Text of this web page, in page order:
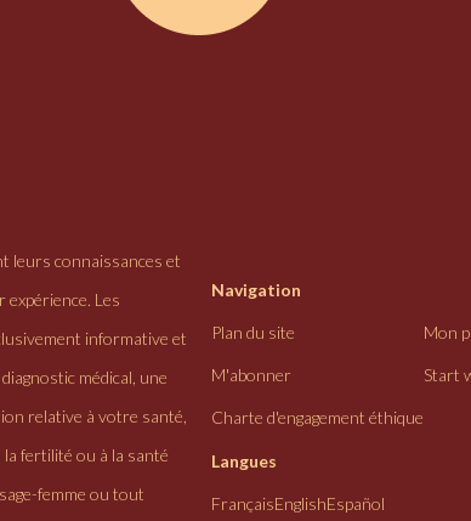
leurs connaissances et
expérience. Les
informative et
médical, une
relative à votre santé,
la fertilité ou à la santé
femme ou tout
Navigation
Plan du site Mon
M'abonner Start
Charte d'engagement éthique
Langues
FrançaisEnglishEspañol